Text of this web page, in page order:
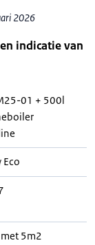
2026
indicatie van
01 + 500l
Eco
5m2